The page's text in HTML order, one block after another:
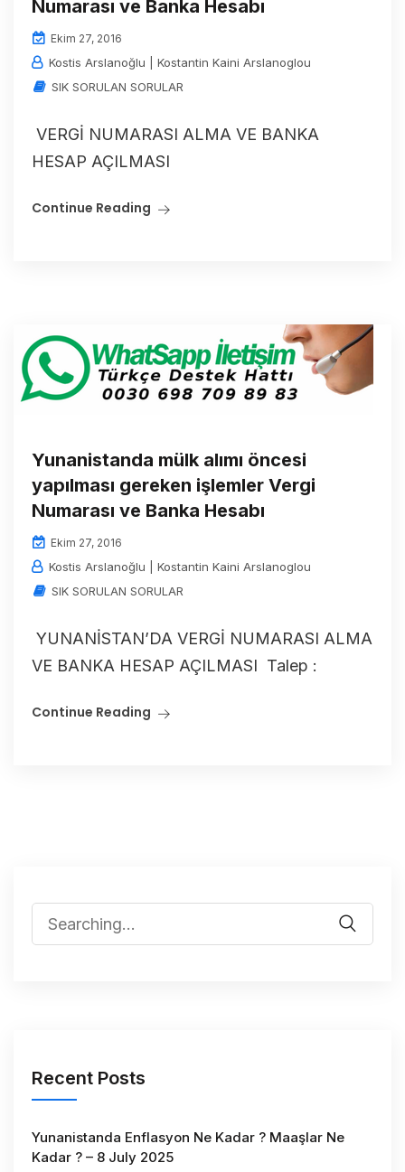
Numarası ve Banka Hesabı
Ekim 27, 2016
Kostis Arslanoğlu | Kostantin Kaini Arslanoglou
SIK SORULAN SORULAR
VERGİ NUMARASI ALMA VE BANKA
HESAP AÇILMASI
Continue Reading
Yunanistanda mülk alımı öncesi
yapılması gereken işlemler Vergi
Numarası ve Banka Hesabı
Ekim 27, 2016
Kostis Arslanoğlu | Kostantin Kaini Arslanoglou
SIK SORULAN SORULAR
YUNANİSTAN’DA VERGİ NUMARASI ALMA
VE BANKA HESAP AÇILMASI Talep :
Continue Reading
Recent Posts
Yunanistanda Enflasyon Ne Kadar ? Maaşlar Ne
Kadar ? – 8 July 2025